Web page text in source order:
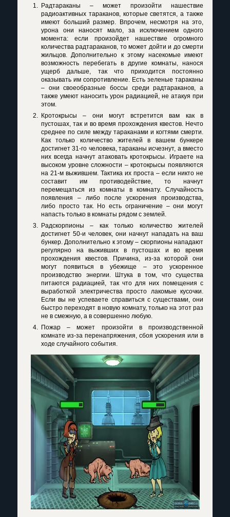
Радтараканы – может произойти нашествие
радиоактивных тараканов, которые светятся, а также
имеют больший размер. Впрочем, несмотря на это,
урона они наносят мало, за исключением одного
момента: если произойдет нашествие огромного
количества радтараканов, то может дойти и до смерти
жильцов. Дополнительно к этому насекомые имеют
возможность перебегать в другие комнаты, нанося
ущерб дальше, так что приходится постоянно
оказывать им сопротивление. Есть зеленые тараканы
– они своеобразные боссы среди радтараканов, а
также умеют наносить урон радиацией, не атакуя при
этом.
Кротокрысы – они могут встретится вам как в
пустошах, так и во время прохождения квестов. Нечто
среднее по силе между тараканами и когтями смерти.
Как только количество жителей в вашем бункере
достигнет 31-го человека, тараканы исчезнут, а вместо
них всегда начнут атаковать кротокрысы. Играете на
высоком уровне сложности – кротокрысы появляются
на 21-м выжившем. Тактика их проста – если никто не
составит им противодействие, то начнут
перемещаться из комнаты в комнату. Случайность
появления – либо после ускорения производства,
либо просто так. Но есть ограничение – они могут
напасть только в комнаты рядом с землей.
Радскорпионы – как только количество жителей
достигнет 50-и человек, они начнут нападать на ваш
бункер. Дополнительно к этому – скорпионы нападают
регулярно на выживших в пустошах и во время
прохождения квестов. Причина, из-за которой они
могут появиться в убежище – это ускоренное
производство энергии. Штука в том, что существа
питаются радиацией, так что для них помещения с
выработкой электричества просто лакомые кусочки.
Если вы не успеваете справиться с существами, они
быстро переходят в новую комнату, только на этот раз
не в смежную, а в совершенно любую.
Пожар – может произойти в производственной
комнате из-за перенапряжения, сбоя ускорения или в
ходе случайного события.